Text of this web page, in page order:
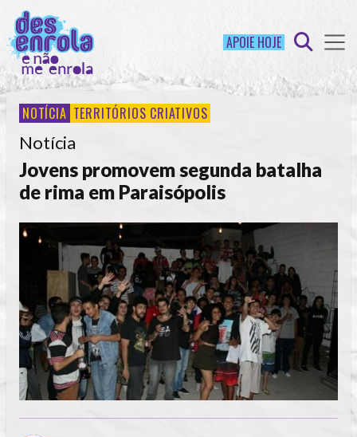
APOIE HOJE
NOTÍCIA TERRITÓRIOS CRIATIVOS
Notícia
Jovens promovem segunda batalha
de rima em Paraisópolis